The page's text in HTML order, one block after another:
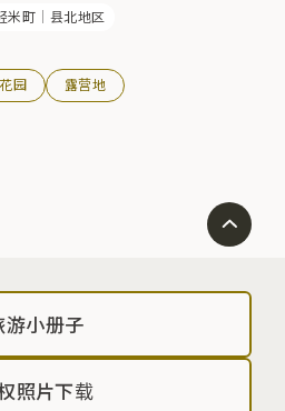
和内陆地区的温差很大，
看到岩手山漂浮在云海
米町
县北地区
园
露营地
游小册子
照片下载